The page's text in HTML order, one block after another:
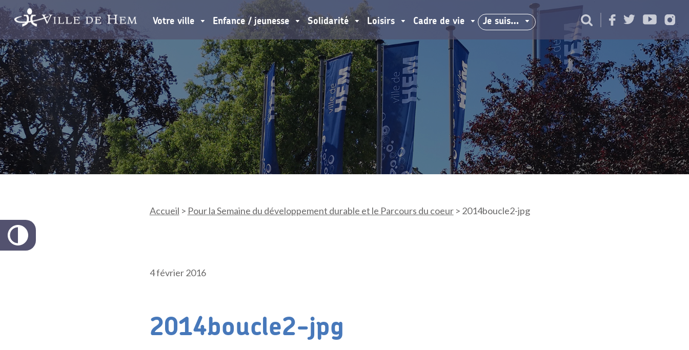
Votre ville Enfance / jeunesse Solidarité Loisirs Cadre de vie Je suis…
Accueil > Pour la Semaine du développement durable et le Parcours du coeur> 2014boucle2-jpg
4 février 2016
2014boucle2-jpg